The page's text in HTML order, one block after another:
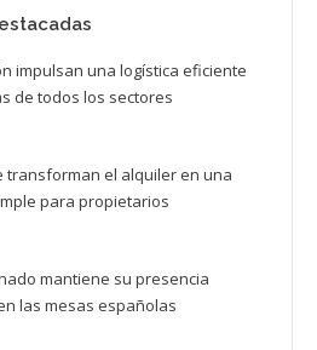
impulsan una logística eficiente
de todos los sectores
transforman el alquiler en una
para propietarios
mantiene su presencia
las mesas españolas